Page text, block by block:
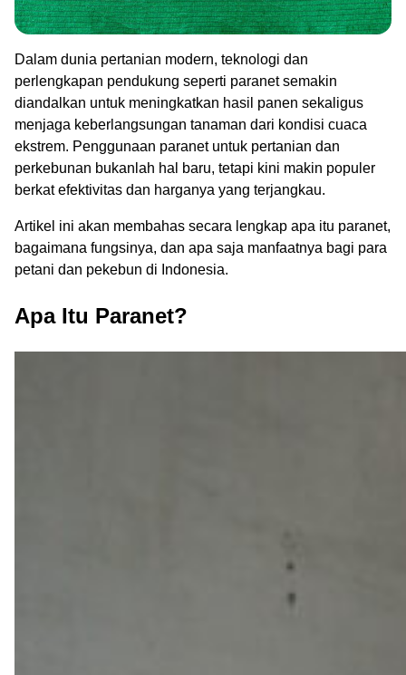
Dalam dunia pertanian modern, teknologi dan
perlengkapan pendukung seperti paranet semakin
diandalkan untuk meningkatkan hasil panen sekaligus
menjaga keberlangsungan tanaman dari kondisi cuaca
ekstrem. Penggunaan paranet untuk pertanian dan
perkebunan bukanlah hal baru, tetapi kini makin populer
berkat efektivitas dan harganya yang terjangkau.
Artikel ini akan membahas secara lengkap apa itu paranet,
bagaimana fungsinya, dan apa saja manfaatnya bagi para
petani dan pekebun di Indonesia.
Apa Itu Paranet?